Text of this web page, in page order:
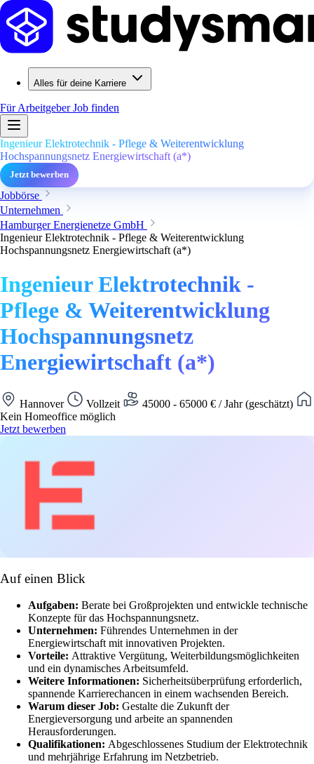
Alles für deine Karriere
Für ArbeitgeberJob finden
Ingenieur Elektrotechnik - Pflege & Weiterentwicklung
Hochspannungsnetz Energiewirtschaft (a*)
Jetzt bewerben
Jobbörse
Unternehmen
Hamburger Energienetze GmbH
Ingenieur Elektrotechnik - Pflege & Weiterentwicklung
Hochspannungsnetz Energiewirtschaft (a*)
Ingenieur Elektrotechnik -
Pflege & Weiterentwicklung
Hochspannungsnetz
Energiewirtschaft (a*)
Hannover Vollzeit
45000 - 65000 € / Jahr (geschätzt)
Kein Homeoffice möglich
Jetzt bewerben
Auf einen Blick
Aufgaben: Berate bei Großprojekten und entwickle technische
Konzepte für das Hochspannungsnetz.
Unternehmen: Führendes Unternehmen in der
Energiewirtschaft mit innovativen Projekten.
Vorteile: Attraktive Vergütung, Weiterbildungsmöglichkeiten
und ein dynamisches Arbeitsumfeld.
Weitere Informationen: Sicherheitsüberprüfung erforderlich,
spannende Karrierechancen in einem wachsenden Bereich.
Warum dieser Job: Gestalte die Zukunft der
Energieversorgung und arbeite an spannenden
Herausforderungen.
Qualifikationen: Abgeschlossenes Studium der Elektrotechnik
und mehrjährige Erfahrung im Netzbetrieb.